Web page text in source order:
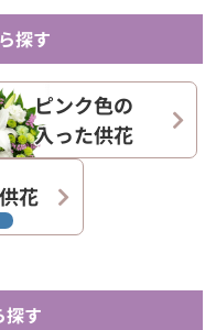
探す
ピンク色の
入った供花
花
探す